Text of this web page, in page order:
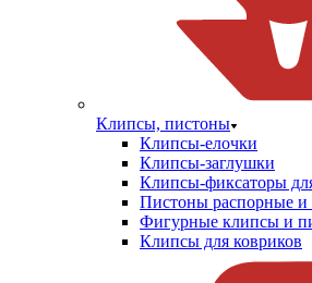
Клипсы, пистоны
Клипсы-елочки
Клипсы-заглушки
Клипсы-фиксаторы
Пистоны распорные и
Фигурные клипсы и
Клипсы для ковриков